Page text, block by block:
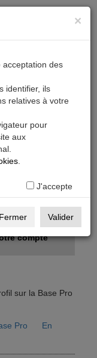
compte
sur la Base Pro
Pro
En
×
acceptation des
identifier, ils
relatives à votre
pour
aux
J'accepte
Fermer Valider